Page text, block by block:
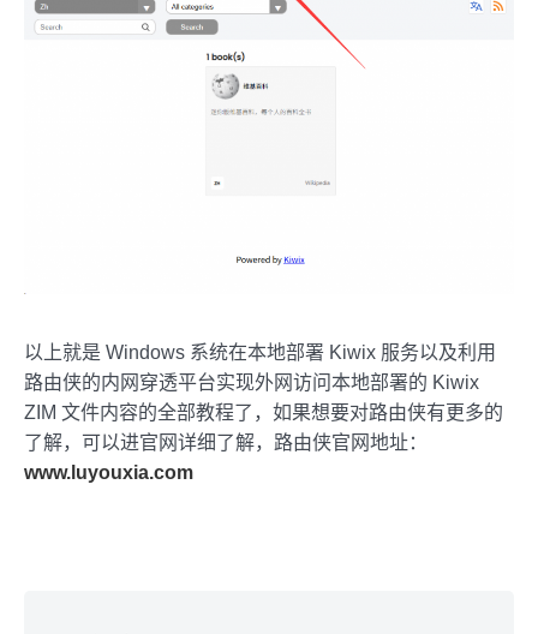
以上就是 Windows 系统在本地部署 Kiwix 服务以及利用
路由侠的内网穿透平台实现外网访问本地部署的 Kiwix
ZIM 文件内容的全部教程了，如果想要对路由侠有更多的
了解，可以进官网详细了解，路由侠官网地址：
www.luyouxia.com